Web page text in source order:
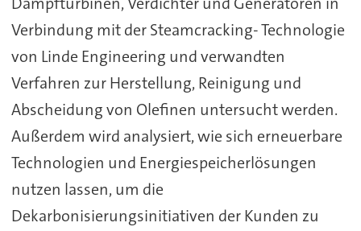
Verbindung mit der Steamcracking- Technologie
von Linde Engineering und verwandten
Verfahren zur Herstellung, Reinigung und
Abscheidung von Olefinen untersucht werden.
Außerdem wird analysiert, wie sich erneuerbare
Technologien und Energiespeicherlösungen
nutzen lassen, um die
Dekarbonisierungsinitiativen der Kunden zu